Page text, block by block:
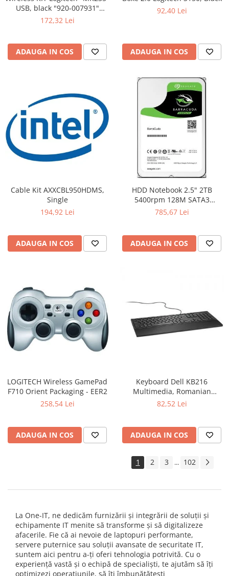
USB, black "920-007931"
(include timbru verde 0.01 lei)
172,32 Lei
ADAUGA IN COS
92,40 Lei
ADAUGA IN COS
Cable Kit AXXCBL950HDMS,
Single
194,92 Lei
ADAUGA IN COS
HDD Notebook 2.5" 2TB
5400rpm 128M SATA3
SEAGATE
785,67 Lei
ADAUGA IN COS
LOGITECH Wireless GamePad
F710 Orient Packaging - EER2
258,54 Lei
ADAUGA IN COS
Keyboard Dell KB216
Multimedia, Romanian
(QWERTZ), Black
82,52 Lei
ADAUGA IN COS
1 2 3 ... 102
La One-IT, ne dedicăm furnizării și integrării de soluții și
echipamente IT menite să transforme și să digitalizeze
afacerile. Fie că ai nevoie de laptopuri performante,
servere puternice sau soluții avansate de securitate IT,
suntem aici pentru a-ți oferi tehnologia potrivită. Cu o
experiență vastă și o echipă de specialiști, te ajutăm să îți
optimizezi operațiunile, să îți îmbunătățești